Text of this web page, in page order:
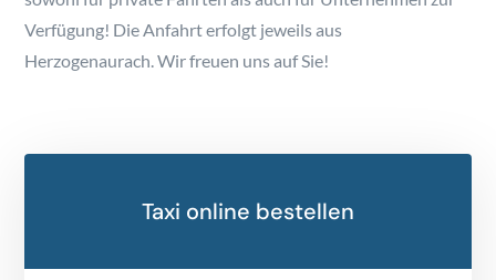
Verfügung! Die Anfahrt erfolgt jeweils aus
Herzogenaurach. Wir freuen uns auf Sie!
​Taxi online bestellen